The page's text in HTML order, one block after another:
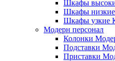
Шкафы
Шкафы
Шкафы узкие
Модерн персонал
Колонки
Подставки
Приставки